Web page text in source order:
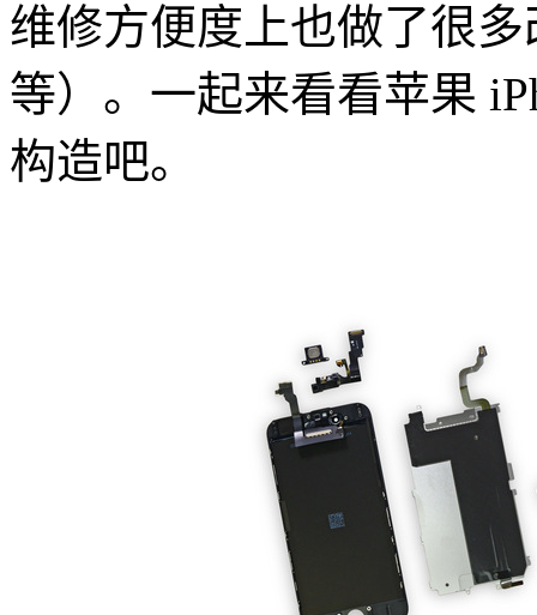
维修方便度上也做了很
等）。一起来看看苹果
构造吧。